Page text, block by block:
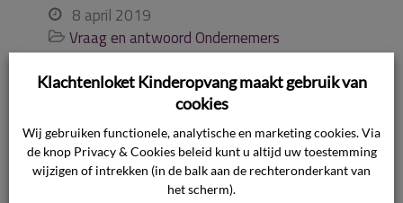
 8 april 2019
 Vraag en antwoord Ondernemers
Contract
Ook interessant
Klachtenloket Kinderopvang maakt gebruik van
cookies
Wij gebruiken functionele, analytische en marketing cookies. Via
de knop Privacy & Cookies beleid kunt u altijd uw toestemming
wijzigen of intrekken (in de balk aan de rechteronderkant van
het scherm).